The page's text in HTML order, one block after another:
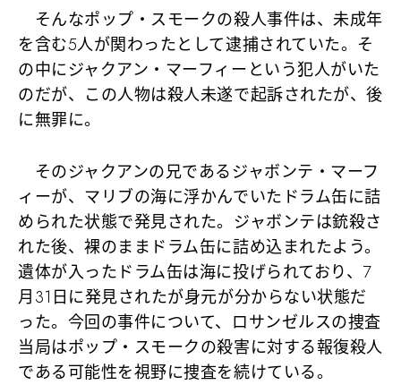
そんなポップ・スモークの殺人事件は、未成年
を含む5人が関わったとして逮捕されていた。そ
の中にジャクアン・マーフィーという犯人がいた
のだが、この人物は殺人未遂で起訴されたが、後
に無罪に。
そのジャクアンの兄であるジャボンテ・マーフ
ィーが、マリブの海に浮かんでいたドラム缶に詰
められた状態で発見された。ジャボンテは銃殺さ
れた後、裸のままドラム缶に詰め込まれたよう。
遺体が入ったドラム缶は海に投げられており、7
月31日に発見されたが身元が分からない状態だ
った。今回の事件について、ロサンゼルスの捜査
当局はポップ・スモークの殺害に対する報復殺人
である可能性を視野に捜査を続けている。